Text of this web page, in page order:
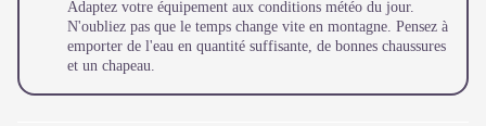
Adaptez votre équipement aux conditions météo du jour.
N'oubliez pas que le temps change vite en montagne. Pensez à
emporter de l'eau en quantité suffisante, de bonnes chaussures
et un chapeau.